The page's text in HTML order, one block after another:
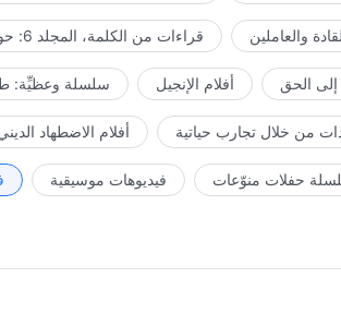
مثل طفلٍ حديث الولادة.
قراءات من الكلمة، المجلد 6: حول السعي إلى الحق
أفلام الإنجيل سلسلة وعظيِّة:
من خلال تجارب حياتية أفلام الاضطهاد
حفلات منوّعات فيديوهات موسيقية